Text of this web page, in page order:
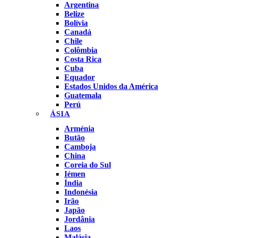
Argentina
Belize
Bolívia
Canadá
Chile
Colômbia
Costa Rica
Cuba
Equador
Estados Unidos da América
Guatemala
Perú
ÁSIA
Arménia
Butão
Camboja
China
Coreia do Sul
Iémen
Índia
Indonésia
Irão
Japão
Jordânia
Laos